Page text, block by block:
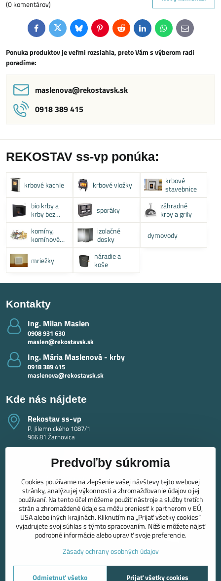
(0 komentárov)
FacebookTwitterBlueskyPinterestReddit LinkedInWhatsApp
E-
mail
Ponuka produktov je veľmi rozsiahla, preto Vám s výberom radi
poradíme:
maslenova​@rekostavsk​.sk
0918 389 415
REKOSTAV ss-vp ponúka:
krbové kachle krbové vložky
krbové
stavebnice
bio krby a
krby bez
komína
sporáky
záhradné
krby a grily
komíny,
komínové
systémy
izolačné
dosky
dymovody
mriežky
náradie a
koše
Kontakty
Ing​. Milan Maslen
0908 931 630
maslen@rekostavsk.sk
Ing​. Mária Maslenová - krby
0918 389 415
maslenova@rekostavsk.sk
Kde nás nájdete
Rekostav ss-vp
P. Jilemnického 1087/1
966 81 Žarnovica
Predvoľby súkromia
Cookies používame na zlepšenie vašej návštevy tejto webovej
stránky, analýzu jej výkonnosti a zhromažďovanie údajov o jej
používaní. Na tento účel môžeme použiť nástroje a služby tretích
strán a zhromaždené údaje sa môžu preniesť k partnerom v EÚ,
USA alebo iných krajinách. Kliknutím na „Prijať všetky cookies“
vyjadrujete svoj súhlas s týmto spracovaním. Nižšie môžete nájsť
podrobné informácie alebo upraviť svoje preferencie.
Zásady ochrany osobných údajov
Prijať všetky cookies
Odmietnuť všetko